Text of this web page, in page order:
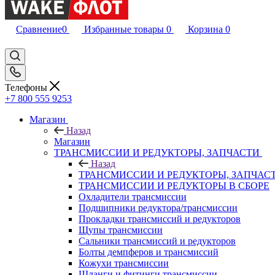
Сравнение0 Избранные товары 0 Корзина 0
Телефоны
+7 800 555 9253
Магазин
Назад
Магазин
ТРАНСМИССИИ И РЕДУКТОРЫ, ЗАПЧАСТИ
Назад
ТРАНСМИССИИ И РЕДУКТОРЫ,
ТРАНСМИССИИ И РЕДУКТОРЫ В СБОРЕ
Охладители трансмиссии
Подшипники редуктора/трансмиссии
Прокладки трансмиссий и редукторов
Щупы трансмиссии
Сальники трансмиссий и редукторов
Болты демпферов и трансмиссий
Кожухи трансмиссии